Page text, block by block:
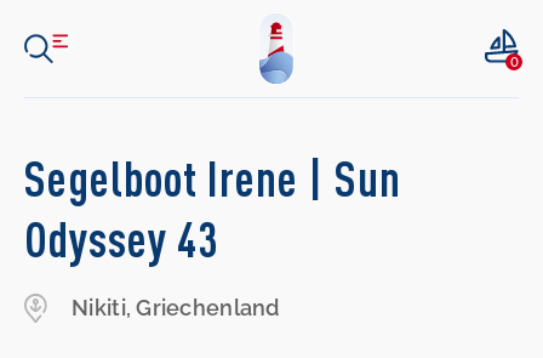
0
Segelboot Irene | Sun
Odyssey 43
Nikiti, Griechenland